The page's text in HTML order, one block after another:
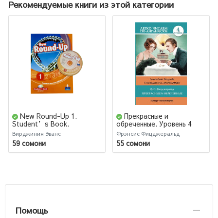
Рекомендуемые книги из этой категории
New Round-Up 1.
Student’s Book.
Грамматика английского
языка / Russian Edition
with CD-Rom/ 6 edition
Вирджиния Эванс
59 сомони
Прекрасные и
обреченные. Уровень 4
Фрэнсис Фицджеральд
55 сомони
Помощь